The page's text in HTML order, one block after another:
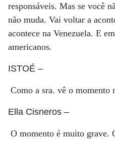
responsáveis. Mas se você
não muda. Vai voltar a
acontece na Venezuela. E
americanos.
ISTOÉ –
Como a sra. vê o momento
Ella Cisneros –
O momento é muito grave.